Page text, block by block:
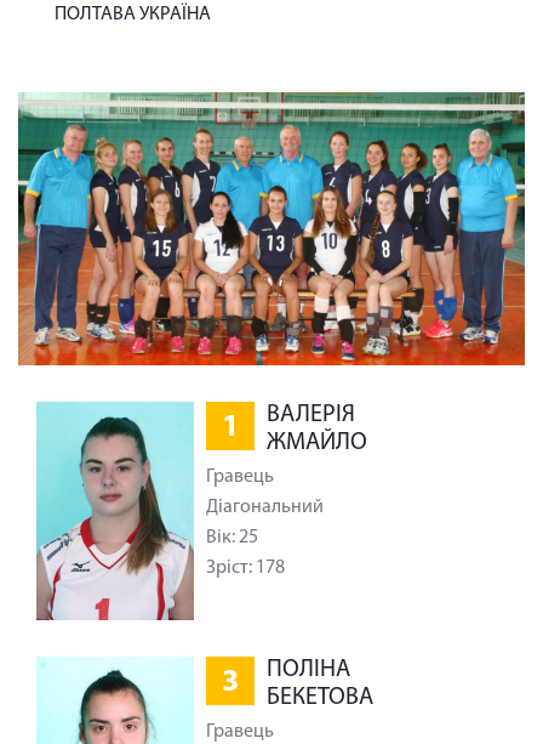
ПОЛТАВА УКРАЇНА
1
ВАЛЕРІЯ
ЖМАЙЛО
Гравець
Діагональний
Вік: 25
Зріст: 178
3
ПОЛІНА
БЕКЕТОВА
Гравець